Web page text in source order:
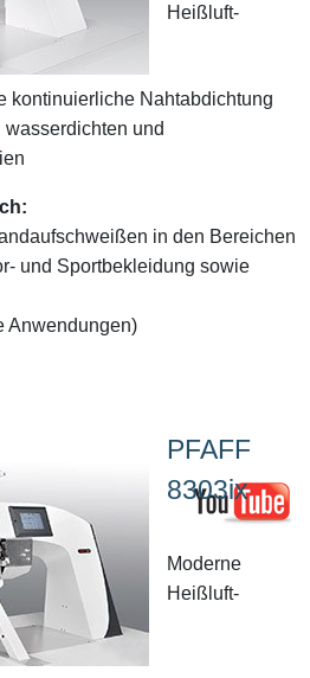
Heißluft-
kontinuierliche Nahtabdichtung
und
in den Bereichen
und Sportbekleidung sowie
Anwendungen)
PFAFF
8303ix
Moderne
Heißluft-